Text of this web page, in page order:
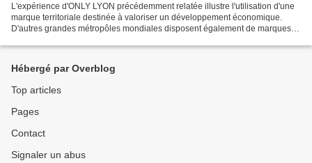
L'expérience d'ONLY LYON précédemment relatée illustre l'utilisation d'une
marque territoriale destinée à valoriser un développement économique.
D'autres grandes métropôles mondiales disposent également de marques
Hébergé par Overblog
Top articles
Pages
Contact
Signaler un abus